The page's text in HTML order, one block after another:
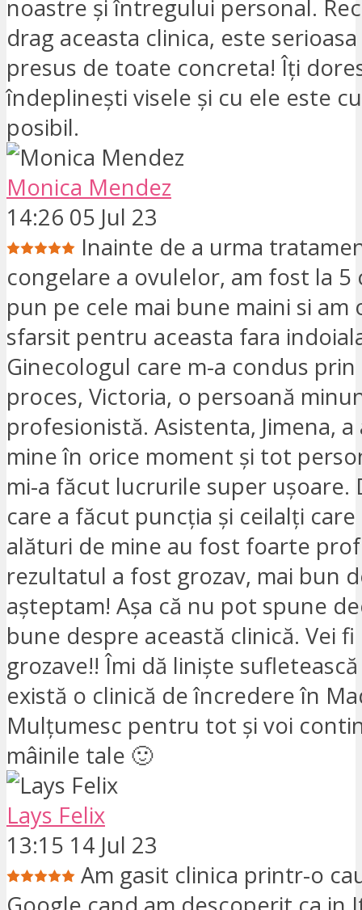
noastre și întregului personal.
drag aceasta clinica, este serioasa
presus de toate concreta! Îți
îndeplinești visele și cu ele este
posibil.
Monica Mendez
14:26 05 Jul 23
Inainte de a urma
congelare a ovulelor, am fost la 5
pun pe cele mai bune maini si am
sfarsit pentru aceasta fara
Ginecologul care m-a condus prin
proces, Victoria, o persoană
profesionistă. Asistenta, Jimena,
mine în orice moment și tot
mi-a făcut lucrurile super ușoare.
care a făcut puncția și ceilalți
alături de mine au fost foarte
rezultatul a fost grozav, mai bun
așteptam! Așa că nu pot spune
bune despre această clinică. Vei
grozave!! Îmi dă liniște
există o clinică de încredere în
Mulțumesc pentru tot și voi
mâinile tale 🙂
Lays Felix
13:15 14 Jul 23
Am gasit clinica printr-o